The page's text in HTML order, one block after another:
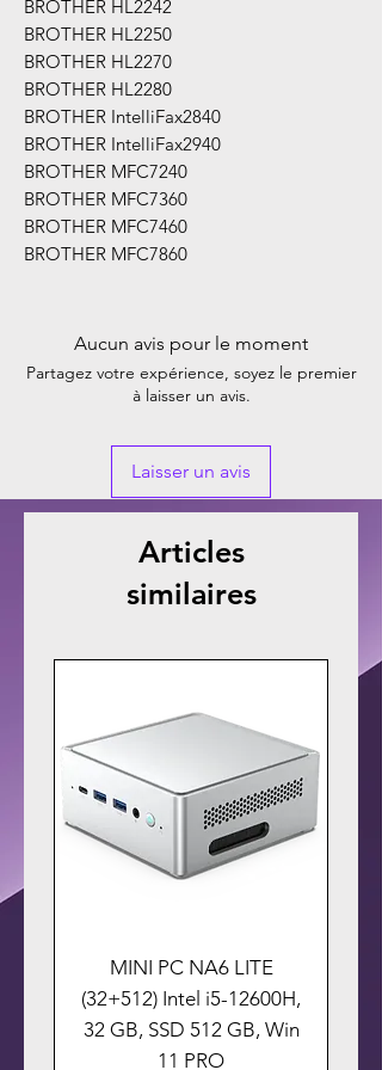
BROTHER HL2242
BROTHER HL2250
BROTHER HL2270
BROTHER HL2280
BROTHER IntelliFax2840
BROTHER IntelliFax2940
BROTHER MFC7240
BROTHER MFC7360
BROTHER MFC7460
BROTHER MFC7860
Aucun avis pour le moment
Partagez votre expérience, soyez le premier
à laisser un avis.
Laisser un avis
Articles
similaires
MINI PC NA6 LITE
(32+512) Intel i5-12600H,
32 GB, SSD 512 GB, Win
11 PRO